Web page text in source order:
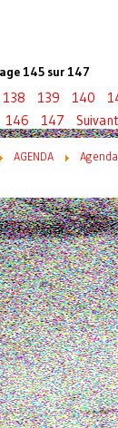
145 sur 147
138 139 140
146 147 Suivant
AGENDA